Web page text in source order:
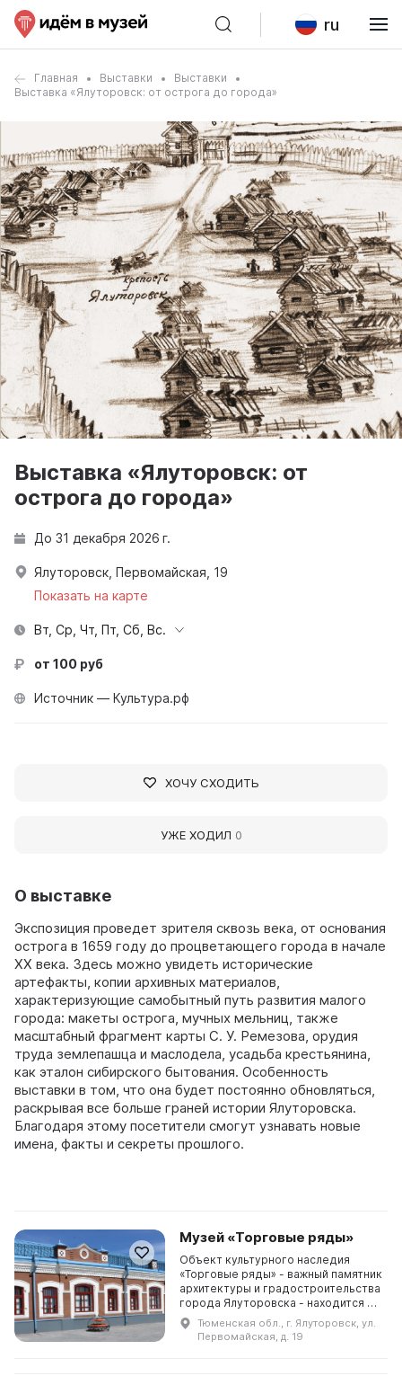
ru
Главная Выставки
Выставки
Выставка «Ялуторовск: от острога до города»
О выставке
Экспозиция проведет зрителя сквозь века, от основания
острога в 1659 году до процветающего города в начале
XX века. Здесь можно увидеть исторические
артефакты, копии архивных материалов,
характеризующие самобытный путь развития малого
города: макеты острога, мучных мельниц, также
масштабный фрагмент карты С. У. Ремезова, орудия
труда землепашца и маслодела, усадьба крестьянина,
как эталон сибирского бытования. Особенность
выставки в том, что она будет постоянно обновляться,
раскрывая все больше граней истории Ялуторовска.
Благодаря этому посетители смогут узнавать новые
имена, факты и секреты прошлого.
Музей «Торговые ряды»
Объект культурного наследия
«Торговые ряды» - важный памятник
архитектуры и градостроительства
города Ялуторовска - находится в
историческом центре города и
составляет единое историко-
архитектурное ан...
Тюменская обл., г. Ялуторовск, ул.
Первомайская, д. 19
Выставка «Ялуторовск: от
острога до города»
До 31 декабря 2026 г.
Ялуторовск, Первомайская, 19
Показать на карте
Вт, Ср, Чт, Пт, Сб, Вс.
от 100 руб
Источник — Культура.рф
ХОЧУ СХОДИТЬ
УЖЕ ХОДИЛ 0